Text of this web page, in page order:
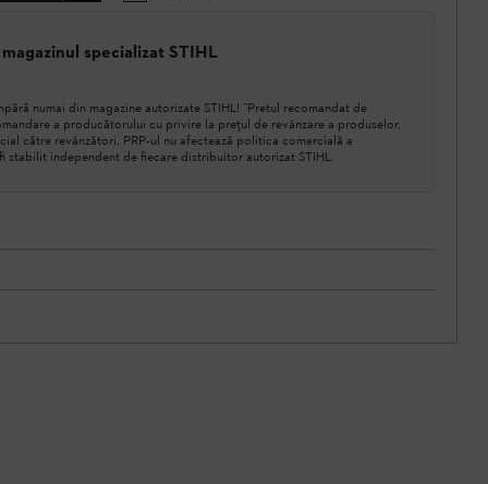
specializat STIHL
numai din magazine autorizate STIHL! ”Pretul recomandat de
a producătorului cu privire la prețul de revânzare a produselor,
către revânzători. PRP-ul nu afectează politica comercială a
independent de fiecare distribuitor autorizat STIHL.